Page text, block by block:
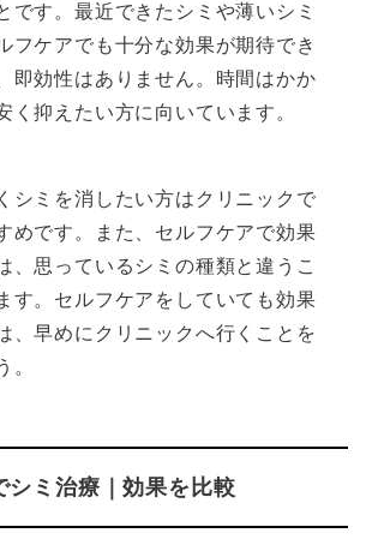
です。最近できたシミや薄いシミ
フケアでも十分な効果が期待でき
即効性はありません。時間はかか
く抑えたい方に向いています。
シミを消したい方はクリニックで
めです。また、セルフケアで効果
、思っているシミの種類と違うこ
す。セルフケアをしていても効果
、早めにクリニックへ行くことを
。
シミ治療｜効果を比較